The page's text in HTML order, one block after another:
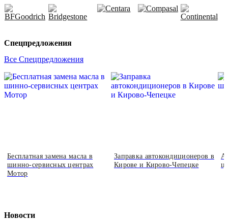
Спецпредложения
Все Спецпредложения
Бесплатная замена масла в
шинно-сервисных центрах
Мотор
Заправка автокондиционеров в
Кирове и Кирово-Чепецке
Новости